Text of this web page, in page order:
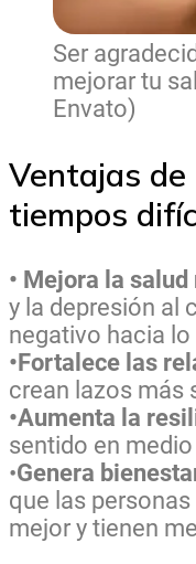
Ser
mejorar tu
Envato)
Ventajas
tiempos
• Mejora la salud
y la depresión al
negativo hacia
•Fortalece las
crean lazos más
•Aumenta la
sentido en
•Genera
que las
mejor y tienen